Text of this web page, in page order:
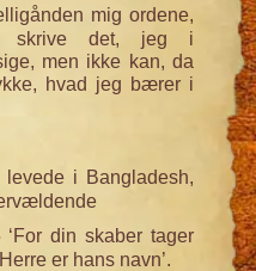
mig ordene,
skrive det, jeg i
men ikke kan, da
hvad jeg bærer i
i Bangladesh,
din skaber tager
er hans navn’.